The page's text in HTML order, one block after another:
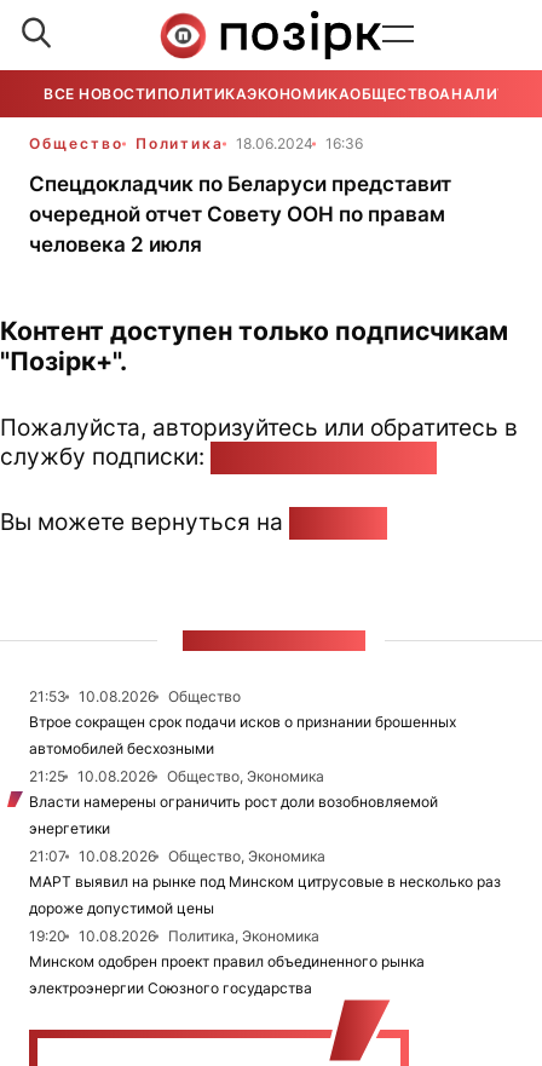
ВСЕ НОВОСТИ ПОЛИТИКАЭКОНОМИКАОБЩЕСТВОАНАЛИТИКА
Общество Политика 18.06.2024 16:36
Спецдокладчик по Беларуси представит
очередной отчет Совету ООН по правам
человека 2 июля
Контент доступен только подписчикам
"Позірк+".
Пожалуйста, авторизуйтесь или обратитесь в
службу подписки:
Вы можете вернуться на
21:53 10.08.2026
Общество
Втрое сокращен срок подачи исков о признании брошенных
автомобилей бесхозными
21:25
10.08.2026
Общество, Экономика
Власти намерены ограничить рост доли возобновляемой
энергетики
21:07
10.08.2026
Общество, Экономика
МАРТ выявил на рынке под Минском цитрусовые в несколько раз
дороже допустимой цены
19:20
10.08.2026
Политика, Экономика
Минском одобрен проект правил объединенного рынка
электроэнергии Союзного государства